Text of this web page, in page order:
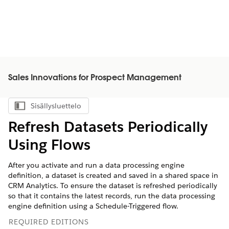
Sales Innovations for Prospect Management
Näytä sisällysluettelo
Sisällysluettelo
Refresh Datasets Periodically
Using Flows
After you activate and run a data processing engine
definition, a dataset is created and saved in a shared space in
CRM Analytics. To ensure the dataset is refreshed periodically
so that it contains the latest records, run the data processing
engine definition using a Schedule-Triggered flow.
REQUIRED EDITIONS